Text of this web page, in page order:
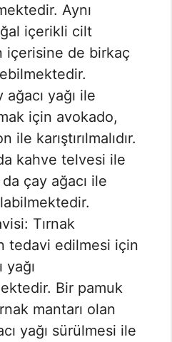
Aynı
içerikli cilt
içerisine de birkaç
yağı ile
için avokado,
karıştırılmalıdır.
kahve telvesi ile
da çay ağacı ile
Tırnak
tedavi edilmesi için
yağı
Bir pamuk
mantarı olan
yağı sürülmesi ile